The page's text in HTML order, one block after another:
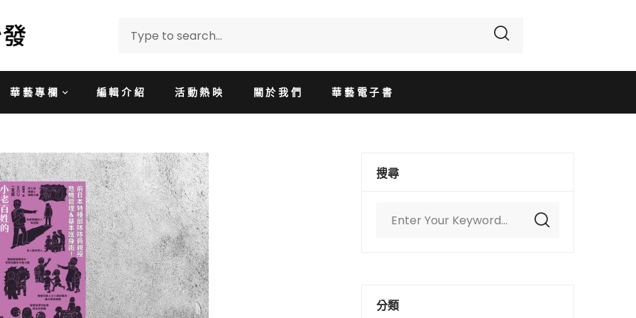
華藝專欄 編輯介紹 活動熱映 關於我們 華藝電子書
搜尋
分類